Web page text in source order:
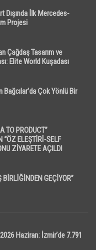
Dışında İlk Mercedes-
Projesi
Çağdaş Tasarım ve
Elite World Kuşadası
Çok Yönlü Bir
TO PRODUCT”
“ÖZ ELEŞTİRİ-SELF
ZİYARETE AÇILDI
GEÇİYOR”
Haziran: İzmir’de 7.791